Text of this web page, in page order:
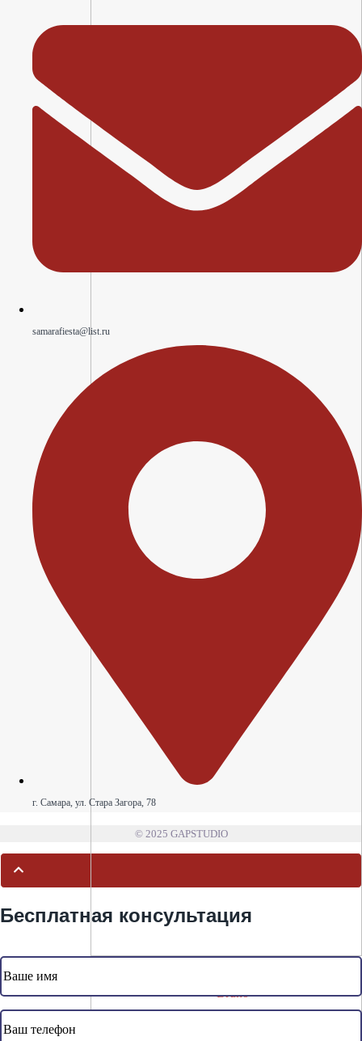
samarafiesta@list.ru
г. Самара, ул. Стара Загора, 78
© 2025 GAPSTUDIO
Бесплатная консультация